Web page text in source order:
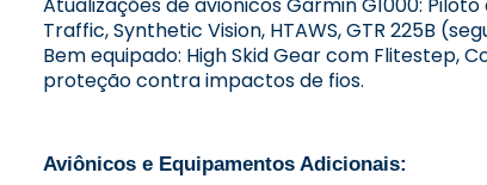
Traffic, Synthetic Vision, HTAWS, GTR 225B
Bem equipado: High Skid Gear com Flitestep,
proteção contra impactos de fios.
Aviônicos e Equipamentos Adicionais: